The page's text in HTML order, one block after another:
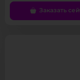
Заказать